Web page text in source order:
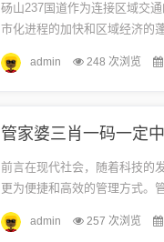
砀山237国道作为连接区域交
市化进程的加快和区域经济的
议话题，本文旨在探讨砀山
admin 248 次浏览
管家婆三肖一码一定
前言在现代社会，随着科技的
更为便捷和高效的管理方式。
76.570应运而生，为人们提供
admin 257 次浏览